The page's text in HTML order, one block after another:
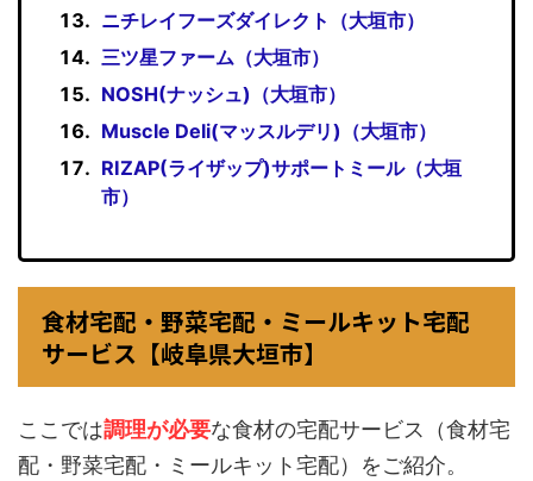
ニチレイフーズダイレクト（大垣市）
三ツ星ファーム（大垣市）
NOSH(ナッシュ)（大垣市）
Muscle Deli(マッスルデリ)（大垣市）
RIZAP(ライザップ)サポートミール（大垣
市）
食材宅配・野菜宅配・ミールキット宅配
サービス【岐阜県大垣市】
ここでは調理が必要な食材の宅配サービス（食材宅
配・野菜宅配・ミールキット宅配）をご紹介。